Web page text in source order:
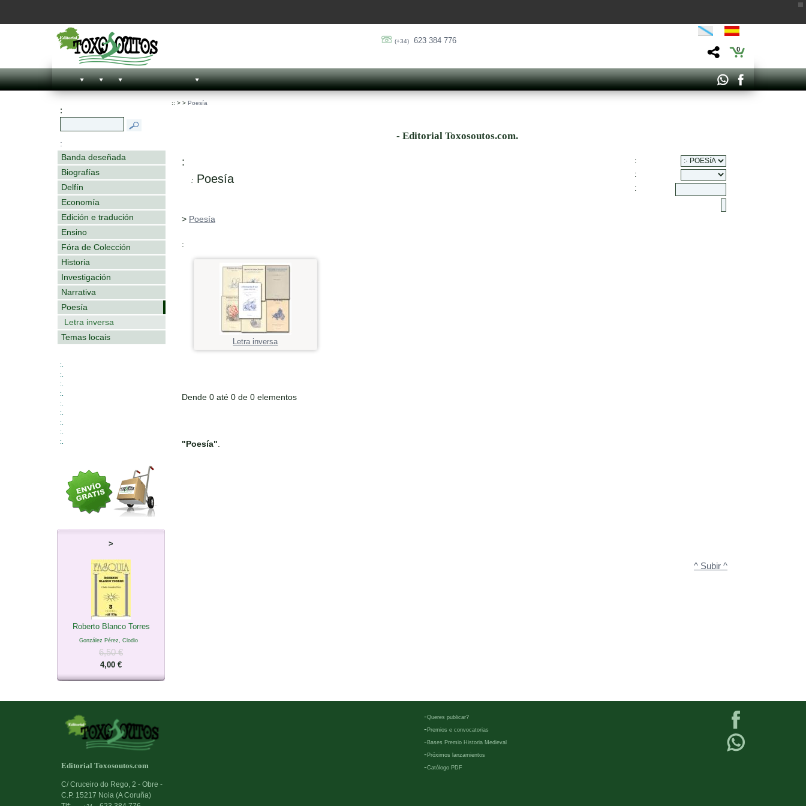
(+34) 623 384 776
0
:
:
Banda deseñada
Biografías
Delfín
Economía
Edición e tradución
Ensino
Fóra de Colección
Historia
Investigación
Narrativa
Poesía
Letra inversa
Temas locais
:.
:.
:.
:.
:.
:.
:.
:.
:.
>
Roberto Blanco Torres
González Pérez, Clodio
6,50 €
4,00 €
:: > > Poesía
- Editorial Toxosoutos.com.
:
: Poesía
:
:
:
> Poesía
:
Letra inversa
Dende 0 até 0 de 0 elementos
"Poesía"
^ Subir ^
Editorial Toxosoutos.com
C/ Cruceiro do Rego, 2 - Obre -
C.P. 15217 Noia (A Coruña)
-Queres publicar?
- Premios e convocatorias
- Bases Premio Historia Medieval
- Próximos lanzamientos
-Católogo PDF